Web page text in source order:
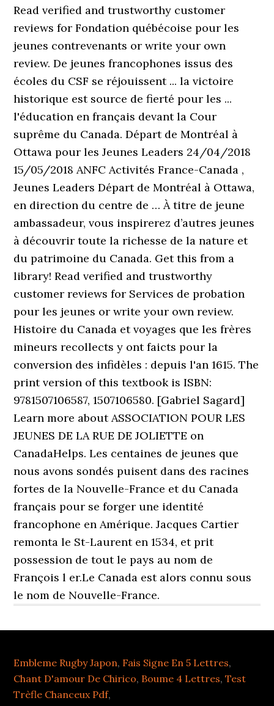
Read verified and trustworthy customer
reviews for Fondation québécoise pour les
jeunes contrevenants or write your own
review. De jeunes francophones issus des
écoles du CSF se réjouissent ... la victoire
historique est source de fierté pour les ...
l'éducation en français devant la Cour
suprême du Canada. Départ de Montréal à
Ottawa pour les Jeunes Leaders 24/04/2018
15/05/2018 ANFC Activités France-Canada ,
Jeunes Leaders Départ de Montréal à Ottawa,
en direction du centre de … À titre de jeune
ambassadeur, vous inspirerez d’autres jeunes
à découvrir toute la richesse de la nature et
du patrimoine du Canada. Get this from a
library! Read verified and trustworthy
customer reviews for Services de probation
pour les jeunes or write your own review.
Histoire du Canada et voyages que les frères
mineurs recollects y ont faicts pour la
conversion des infidèles : depuis l'an 1615. The
print version of this textbook is ISBN:
9781507106587, 1507106580. [Gabriel Sagard]
Learn more about ASSOCIATION POUR LES
JEUNES DE LA RUE DE JOLIETTE on
CanadaHelps. Les centaines de jeunes que
nous avons sondés puisent dans des racines
fortes de la Nouvelle-France et du Canada
français pour se forger une identité
francophone en Amérique. Jacques Cartier
remonta le St-Laurent en 1534, et prit
possession de tout le pays au nom de
François l er.Le Canada est alors connu sous
le nom de Nouvelle-France.
Embleme Rugby Japon, Fais Signe En 5 Lettres,
Chant D'amour De Chirico, Boume 4 Lettres,Test
Trèfle Chanceux Pdf,